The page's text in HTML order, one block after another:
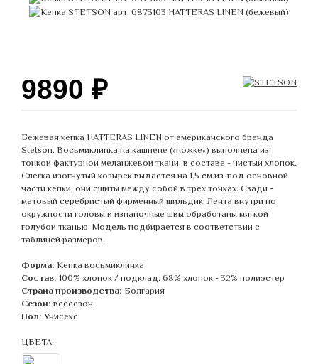
9890 ₽
Бежевая кепка HATTERAS LINEN от американского бренда
Stetson. Восьмиклинка на кашпене («ножке») выполнена из
тонкой фактурной меланжевой ткани, в составе - чистый хлопок.
Слегка изогнутый козырек выдается на 1,5 см из-под основной
части кепки, они сшиты между собой в трех точках. Сзади -
матовый серебристый фирменный шильдик. Лента внутри по
окружности головы и изнаночные швы обработаны мягкой
голубой тканью. Модель подбирается в соответствии с
таблицей размеров.
Форма: Кепка восьмиклинка
Состав: 100% хлопок / подклад: 68% хлопок - 32% полиэстер
Страна производства: Болгария
Сезон: всесезон
Пол: Унисекс
ЦВЕТА: